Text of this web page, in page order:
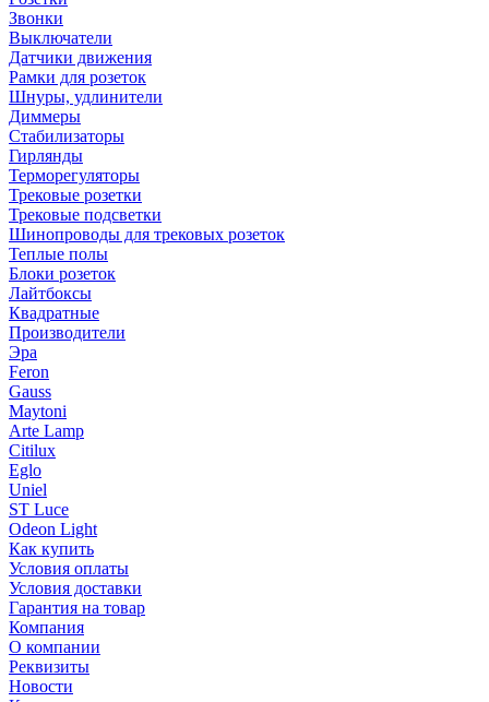
Звонки
Выключатели
Датчики движения
Рамки для розеток
Шнуры, удлинители
Диммеры
Стабилизаторы
Гирлянды
Терморегуляторы
Трековые розетки
Трековые подсветки
Шинопроводы для трековых розеток
Теплые полы
Блоки розеток
Лайтбоксы
Квадратные
Производители
Эра
Feron
Gauss
Maytoni
Arte Lamp
Citilux
Eglo
Uniel
ST Luce
Odeon Light
Как купить
Условия оплаты
Условия доставки
Гарантия на товар
Компания
О компании
Реквизиты
Новости